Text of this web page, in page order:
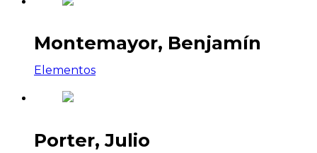
Montemayor, Benjamín
Elementos
Porter, Julio